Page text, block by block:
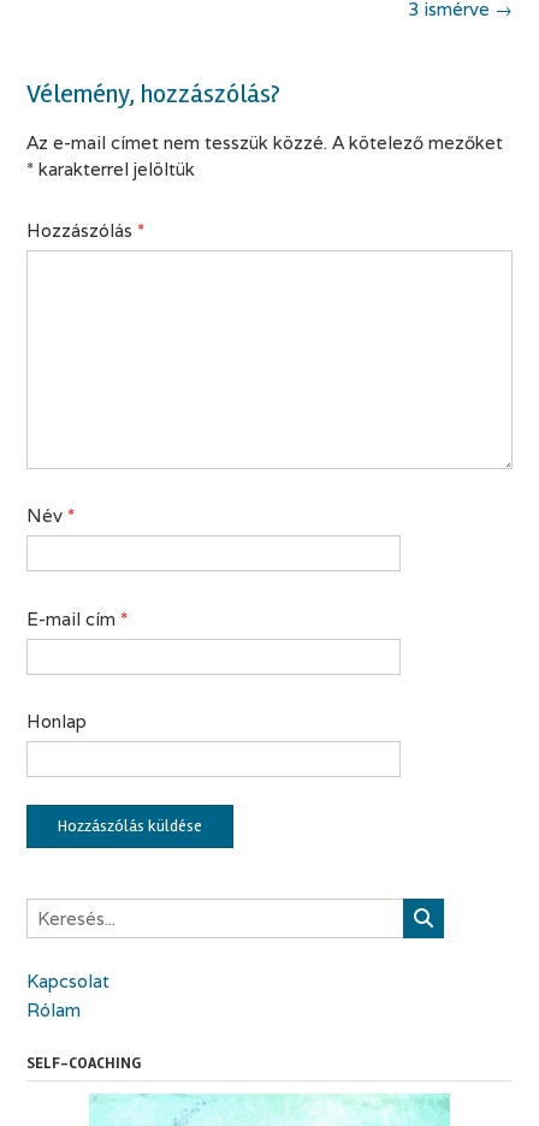
3 ismérve →
Vélemény, hozzászólás?
Az e-mail címet nem tesszük közzé. A kötelező mezőket
* karakterrel jelöltük
Hozzászólás *
Név *
E-mail cím *
Honlap
Kapcsolat
Rólam
SELF-COACHING